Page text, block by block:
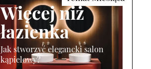
Więcej niż
łazienka
Jak stworzyć elegancki salon
kąpielowy?